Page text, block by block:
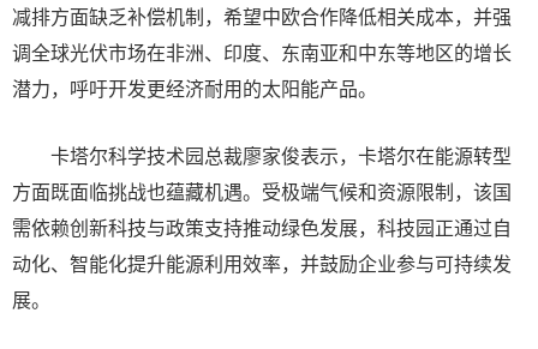
减排方面缺乏补偿机制，希望中欧合作降低相关成本，并强
调全球光伏市场在非洲、印度、东南亚和中东等地区的增长
潜力，呼吁开发更经济耐用的太阳能产品。
卡塔尔科学技术园总裁廖家俊表示，卡塔尔在能源转型
方面既面临挑战也蕴藏机遇。受极端气候和资源限制，该国
需依赖创新科技与政策支持推动绿色发展，科技园正通过自
动化、智能化提升能源利用效率，并鼓励企业参与可持续发
展。